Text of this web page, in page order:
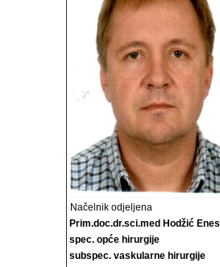
Načelnik odjeljena
Prim.doc.dr.sci.med Hodžić Enes
spec. opće hirurgije
subspec. vaskularne hirurgije